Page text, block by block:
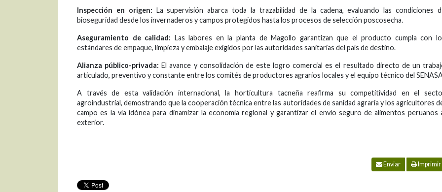
Inspección en origen: La supervisión abarca toda la trazabilidad de la cadena, evaluando las condiciones
bioseguridad desde los invernaderos y campos protegidos hasta los procesos de selección poscosecha.
Aseguramiento de calidad: Las labores en la planta de Magollo garantizan que el producto cumpla con
estándares de empaque, limpieza y embalaje exigidos por las autoridades sanitarias del país de destino.
Alianza público-privada: El avance y consolidación de este logro comercial es el resultado directo de un
articulado, preventivo y constante entre los comités de productores agrarios locales y el equipo técnico del
A través de esta validación internacional, la horticultura tacneña reafirma su competitividad en el
agroindustrial, demostrando que la cooperación técnica entre las autoridades de sanidad agraria y los agricultores
campo es la vía idónea para dinamizar la economía regional y garantizar el envío seguro de alimentos peruanos
exterior.
Enviar Imprimir